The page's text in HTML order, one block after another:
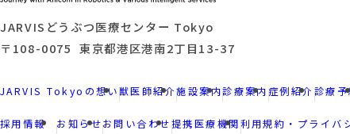
JARVISどうぶつ医療センター Tokyo
〒108-0075 東京都港区港南2丁目13-37
JARVIS Tokyoの想い獣医師紹介施設案内診療案内症例紹介 診療予
採用情報 お知らせお問い合わせ提携医療機関利用規約・プライバ